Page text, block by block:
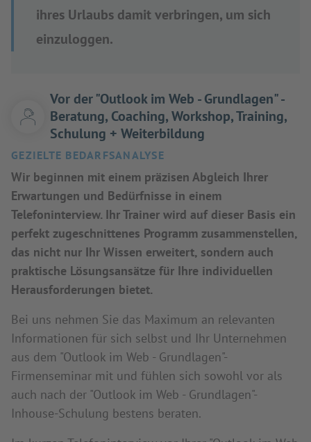
ihres Urlaubs damit verbringen, um sich
einzuloggen.
Vor der "Outlook im Web - Grundlagen" -
Beratung, Coaching, Workshop, Training,
Schulung + Weiterbildung
GEZIELTE BEDARFSANALYSE
Wir beginnen mit einem präzisen Abgleich Ihrer
Erwartungen und Bedürfnisse in einem
Telefoninterview. Ihr Trainer wird auf dieser Basis ein
perfekt zugeschnittenes Programm zusammenstellen,
das nicht nur Ihr Wissen erweitert, sondern auch
praktische Lösungsansätze für Ihre individuellen
Herausforderungen bietet.
Bei uns nehmen Sie das Maximum an relevanten
Informationen für sich selbst und Ihr Unternehmen
aus dem "Outlook im Web - Grundlagen"-
Firmenseminar mit und fühlen sich sowohl vor als
auch nach der "Outlook im Web - Grundlagen"-
Inhouse-Schulung bestens beraten.